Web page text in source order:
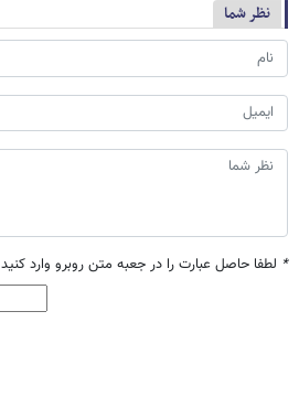
نظر شما
* لطفا حاصل عبارت را در جعبه متن روبرو وارد کنید